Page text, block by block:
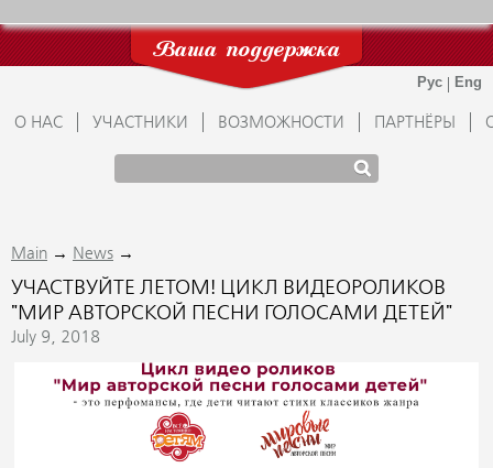
Ваша поддержка
О НАС УЧАСТНИКИ ВОЗМОЖНОСТИ ПАРТНЁРЫ
Main → News →
УЧАСТВУЙТЕ ЛЕТОМ! ЦИКЛ ВИДЕОРОЛИКОВ
"МИР АВТОРСКОЙ ПЕСНИ ГОЛОСАМИ ДЕТЕЙ"
July 9, 2018